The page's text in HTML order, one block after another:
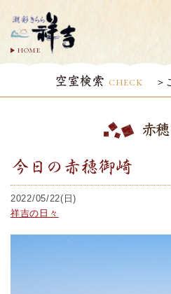
HOME
空室検索 CHECK
赤
今日の赤穂御崎
2022/05/22(日)
祥吉の日々